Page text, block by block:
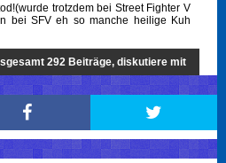
trotzdem bei Street Fighter V
bei SFV eh so manche heilige Kuh
292 Beiträge, diskutiere mit